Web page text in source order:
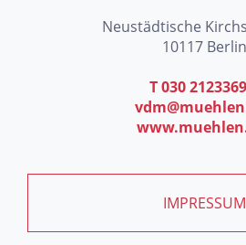
Neustädtische
10117 Berlin
T 030
IMPRESSUM